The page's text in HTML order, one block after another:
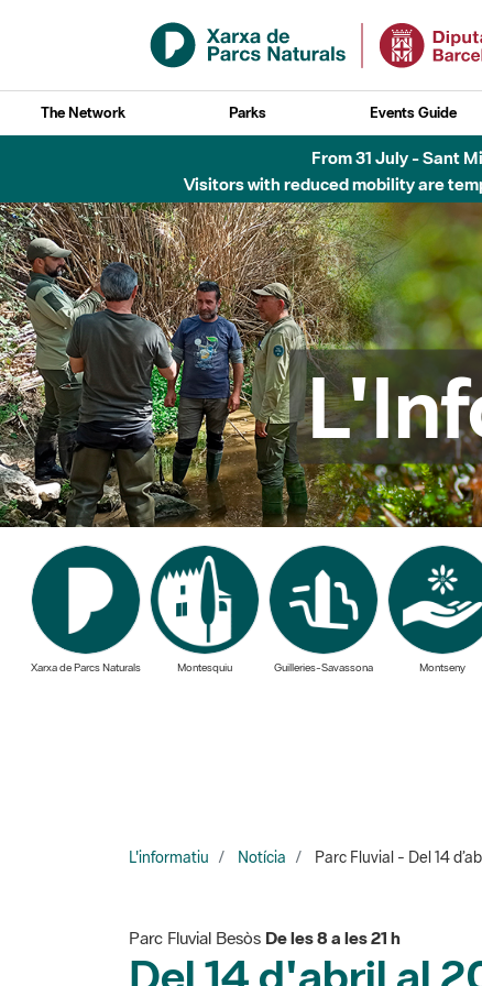
Skip to Main Content
The Network Parks Events Guide
6 d'agost - Parc
Xarxa de Parcs Naturals Montesquiu Guilleries-Savassona Montseny
L'informatiu Notícia Parc Fluvial - Del 14
Parc Fluvial Besòs De les 8 a les 21 h